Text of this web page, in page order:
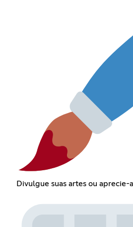
Divulgue suas artes ou aprecie-